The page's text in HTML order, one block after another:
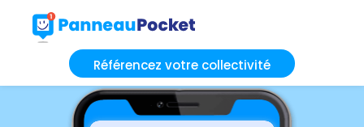
Référencez votre collectivité